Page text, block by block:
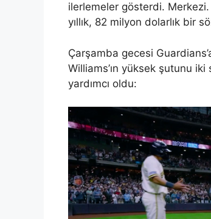
ilerlemeler gösterdi. Merkezi.
yıllık, 82 milyon dolarlık bir
Çarşamba gecesi
Williams’ın yüksek şutunu
yardımcı oldu: